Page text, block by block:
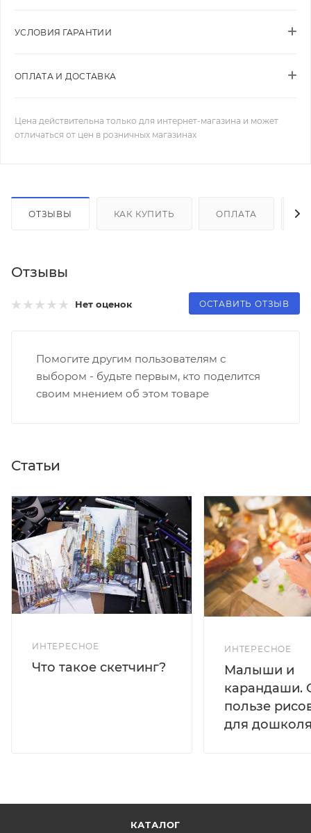
УСЛОВИЯ ГАРАНТИИ
ОПЛАТА И ДОСТАВКА
Цена действительна только для интернет-магазина и может
отличаться от цен в розничных магазинах
ОТЗЫВЫ КАК КУПИТЬ ОПЛАТА
Отзывы
Нет оценок ОСТАВИТЬ ОТЗЫВ
Помогите другим пользователям с
выбором - будьте первым, кто поделится
своим мнением об этом товаре
Статьи
ИНТЕРЕСНОЕ
Что такое скетчинг?
ИНТЕРЕСНОЕ
Малыши и
карандаши.
пользе
для
КАТАЛОГ